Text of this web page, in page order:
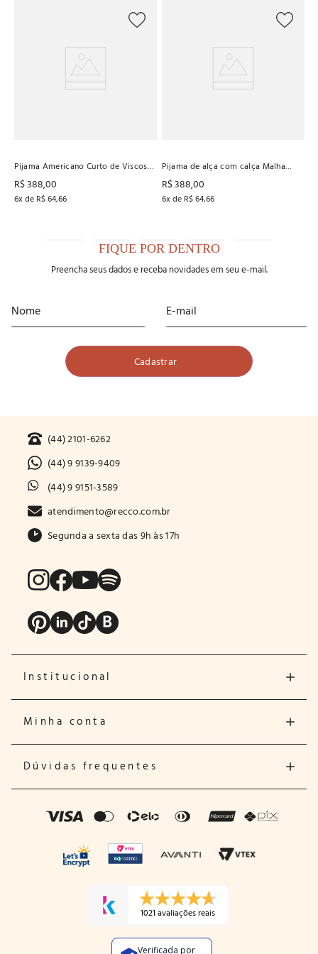
Pijama Americano Curto de Viscose
Stretch Recco
R$388,00
6x de R$64,66
Pijama de alça com calça Malha
Canelada Baunilha
R$388,00
6x de R$64,66
FIQUE POR DENTRO
Preencha seus dados e receba novidades em seu e-mail.
(44) 2101-6262
(44) 9 9139-9409
(44) 9 9151-3589
atendimento@recco.com.br
Segunda a sexta das 9h às 17h
Institucional
Minha conta
Dúvidas frequentes
1021 avaliações reais
Verificada por